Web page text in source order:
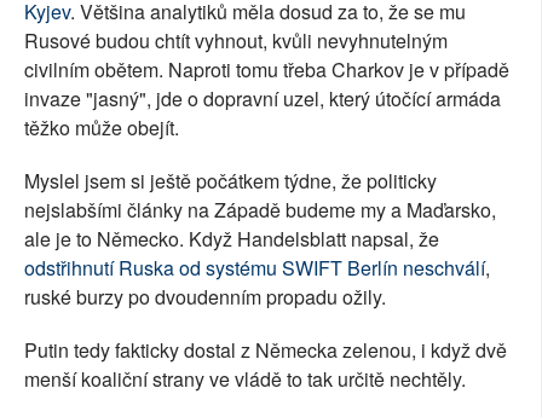
Kyjev. Většina analytiků měla dosud za to, že se mu
Rusové budou chtít vyhnout, kvůli nevyhnutelným
civilním obětem. Naproti tomu třeba Charkov je v případě
invaze "jasný", jde o dopravní uzel, který útočící armáda
těžko může obejít.
Myslel jsem si ještě počátkem týdne, že politicky
nejslabšími články na Západě budeme my a Maďarsko,
ale je to Německo. Když Handelsblatt napsal, že
odstřihnutí Ruska od systému SWIFT Berlín neschválí,
ruské burzy po dvoudenním propadu ožily.
Putin tedy fakticky dostal z Německa zelenou, i když dvě
menší koaliční strany ve vládě to tak určitě nechtěly.